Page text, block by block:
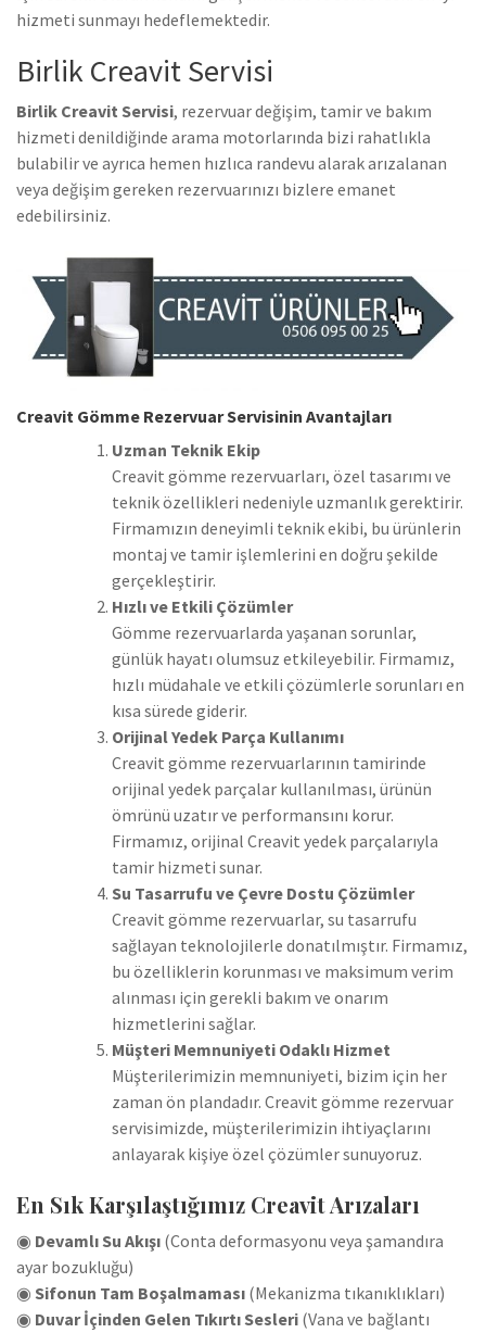
hizmeti sunmayı hedeflemektedir.
Birlik Creavit Servisi
Birlik Creavit Servisi, rezervuar değişim, tamir ve bakım
hizmeti denildiğinde arama motorlarında bizi rahatlıkla
bulabilir ve ayrıca hemen hızlıca randevu alarak arızalanan
veya değişim gereken rezervuarınızı bizlere emanet
edebilirsiniz.
Creavit Gömme Rezervuar Servisinin Avantajları
Uzman Teknik Ekip
Creavit gömme rezervuarları, özel tasarımı ve
teknik özellikleri nedeniyle uzmanlık gerektirir.
Firmamızın deneyimli teknik ekibi, bu ürünlerin
montaj ve tamir işlemlerini en doğru şekilde
gerçekleştirir.
Hızlı ve Etkili Çözümler
Gömme rezervuarlarda yaşanan sorunlar,
günlük hayatı olumsuz etkileyebilir. Firmamız,
hızlı müdahale ve etkili çözümlerle sorunları en
kısa sürede giderir.
Orijinal Yedek Parça Kullanımı
Creavit gömme rezervuarlarının tamirinde
orijinal yedek parçalar kullanılması, ürünün
ömrünü uzatır ve performansını korur.
Firmamız, orijinal Creavit yedek parçalarıyla
tamir hizmeti sunar.
Su Tasarrufu ve Çevre Dostu Çözümler
Creavit gömme rezervuarlar, su tasarrufu
sağlayan teknolojilerle donatılmıştır. Firmamız,
bu özelliklerin korunması ve maksimum verim
alınması için gerekli bakım ve onarım
hizmetlerini sağlar.
Müşteri Memnuniyeti Odaklı Hizmet
Müşterilerimizin memnuniyeti, bizim için her
zaman ön plandadır. Creavit gömme rezervuar
servisimizde, müşterilerimizin ihtiyaçlarını
anlayarak kişiye özel çözümler sunuyoruz.
En Sık Karşılaştığımız Creavit Arızaları
◉ Devamlı Su Akışı (Conta deformasyonu veya şamandıra
ayar bozukluğu)
◉ Sifonun Tam Boşalmaması (Mekanizma tıkanıklıkları)
◉ Duvar İçinden Gelen Tıkırtı Sesleri (Vana ve bağlantı